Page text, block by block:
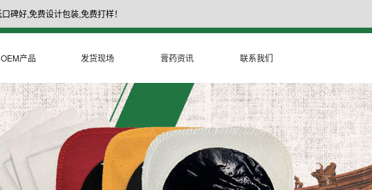
碑好,免费设计包装,免费打样！
OEM产品 发货现场 膏药资讯 联系我们